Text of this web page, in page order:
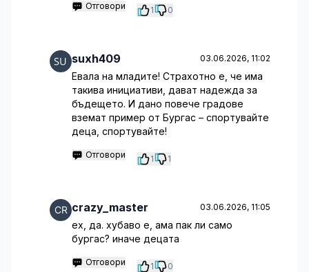
Отговори 1 0
suxh409 03.06.2026, 11:02
Евала на младите! Страхотно е, че има
такива инициативи, дават надежда за
бъдещето. И дано повече градове
вземат пример от Бургас – спортувайте
деца, спортувайте!
Отговори 1 1
crazy_master 03.06.2026, 11:05
ех, да. хубаво е, ама пак ли само
бургас? иначе децата
Отговори 1 0